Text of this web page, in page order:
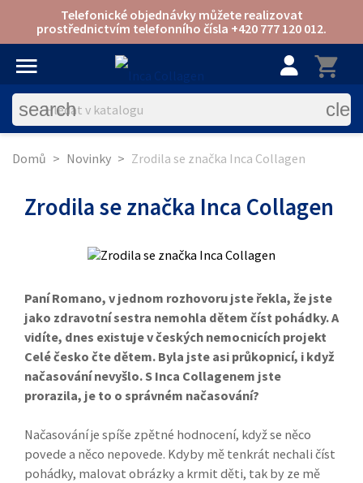
Telefonické objednávky můžete realizovat
prostřednictvím telefonního čísla +420 777 120 012.
menu shopping-cart
account
search
Domů Novinky Zrodila se značka Inca Collagen
Zrodila se značka Inca Collagen
Paní Romano, v jednom rozhovoru jste řekla, že jste
jako zdravotní sestra nemohla dětem číst pohádky. A
vidíte, dnes existuje v českých nemocnicích projekt
Celé česko čte dětem. Byla jste asi průkopnicí, i když
načasování nevyšlo. S Inca Collagenem jste
prorazila, je to o správném načasování?
Načasování je spíše zpětné hodnocení, když se něco
povede a něco nepovede. Kdyby mě tenkrát nechali číst
pohádky, malovat obrázky a krmit děti, tak by ze mě